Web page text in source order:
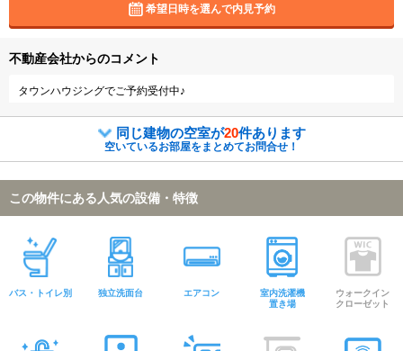
希望日時を選んで内見予約
不動産会社からのコメント
タウンハウジングでご予約受付中♪
同じ建物の空室が20件あります
空いているお部屋をまとめてお問合せ！
この物件にある人気の設備・特徴
バス・トイレ別 独立洗面台 エアコン
室内洗濯機
置き場
ウォークイン
クローゼット